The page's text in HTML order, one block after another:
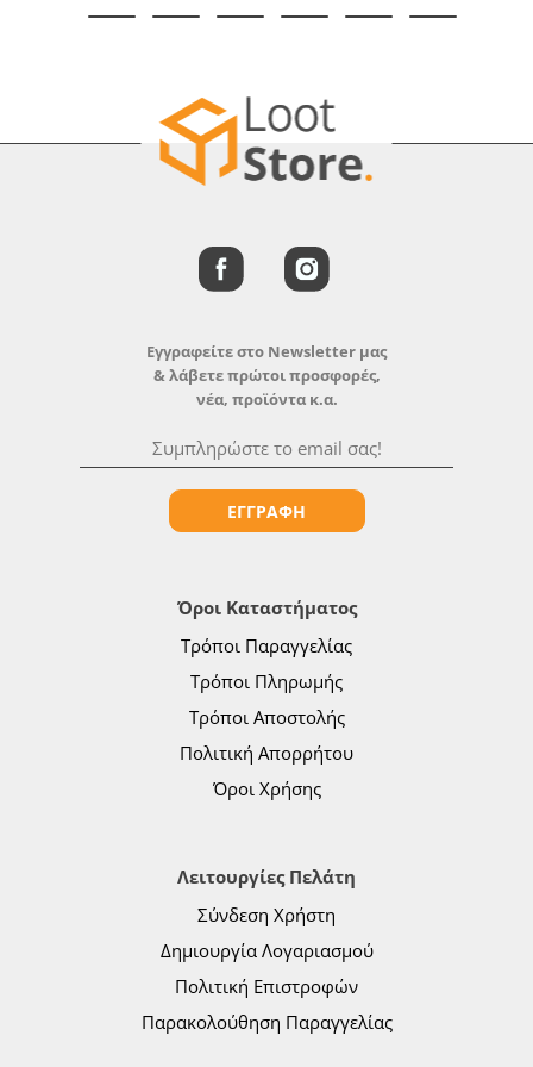
Όροι Καταστήματος
Τρόποι Παραγγελίας
Τρόποι Πληρωμής
Τρόποι Αποστολής
Πολιτική Απορρήτου
Όροι Χρήσης
Λειτουργίες Πελάτη
Σύνδεση Χρήστη
Δημιουργία Λογαριασμού
Πολιτική Επιστροφών
Παρακολούθηση Παραγγελίας
Εγγραφείτε στο Newsletter μας
& λάβετε πρώτοι προσφορές,
νέα, προϊόντα κ.α.
ΕΓΓΡΑΦΗ